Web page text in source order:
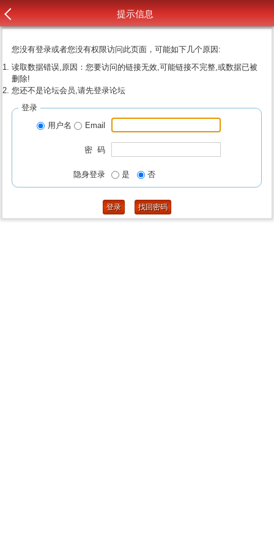
提示信息
您没有登录或者您没有权限访问此页面，可能如下几个原因:
读取数据错误,原因：您要访问的链接无效,可能链接不完整,或数据已被
删除!
您还不是论坛会员,请先登录论坛
登录
用户名
Email
密 码
隐身登录 是 否